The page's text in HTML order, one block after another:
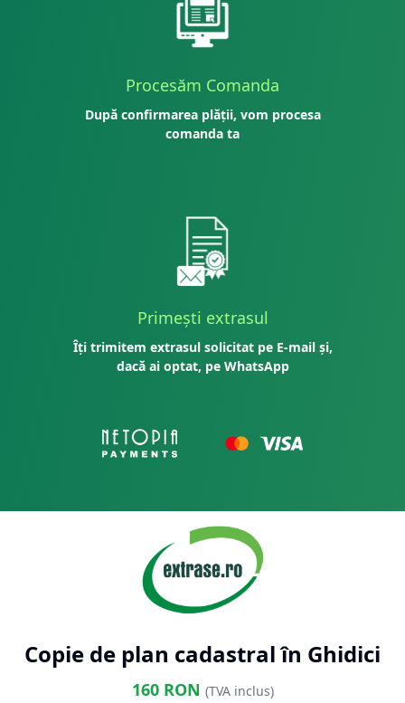
Procesăm Comanda
După confirmarea plății, vom procesa
comanda ta
Primești extrasul
Îți trimitem extrasul solicitat pe E-mail și,
dacă ai optat, pe WhatsApp
Copie de plan cadastral în Ghidici
160RON (TVA inclus)